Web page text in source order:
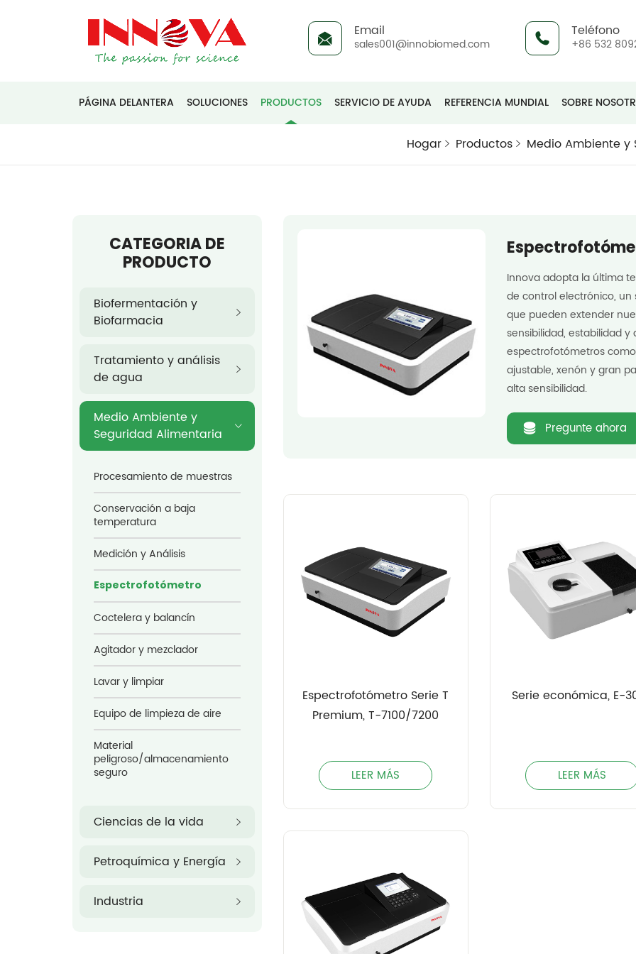
Email
sales001@innobiomed.com
Teléfono
+86 532
PÁGINA DELANTERA SOLUCIONES PRODUCTOS SERVICIO DE AYUDA REFERENCIA MUNDIAL SOBRE
Hogar Productos Medio Ambiente
CATEGORIA DE
PRODUCTO
Biofermentación y
Biofarmacia
Tratamiento y análisis
de agua
Medio Ambiente y
Seguridad Alimentaria
Procesamiento de muestras
Conservación a baja
temperatura
Medición y Análisis
Espectrofotómetro
Coctelera y balancín
Agitador y mezclador
Lavar y limpiar
Equipo de limpieza de aire
Material
peligroso/almacenamiento
seguro
Ciencias de la vida
Petroquímica y Energía
Industria
Innova adopta la última
de control electrónico,
que pueden extender
sensibilidad, estabilidad
espectrofotómetros como
ajustable, xenón y gran
alta sensibilidad.
Pregunte ahora
Espectrofotómetro Serie T
Premium, T-7100/7200
LEER MÁS
Serie económica, E-
LEER MÁS